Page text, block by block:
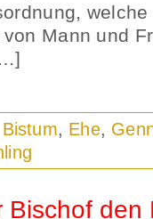
Mann und
Bistum, Ehe,
Bischof den